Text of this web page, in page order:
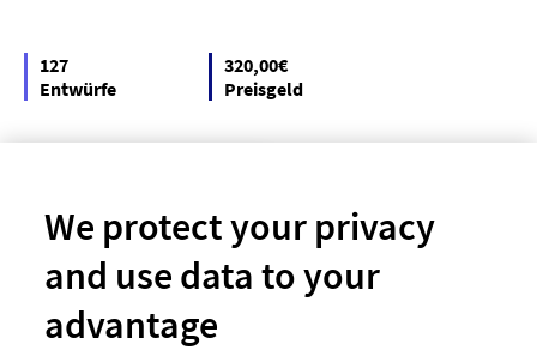
127
Entwürfe
320,00€
Preisgeld
Logo Style: Vintage, Art
Deco, Emblem, Muster,
We protect your privacy
and use data to your
advantage